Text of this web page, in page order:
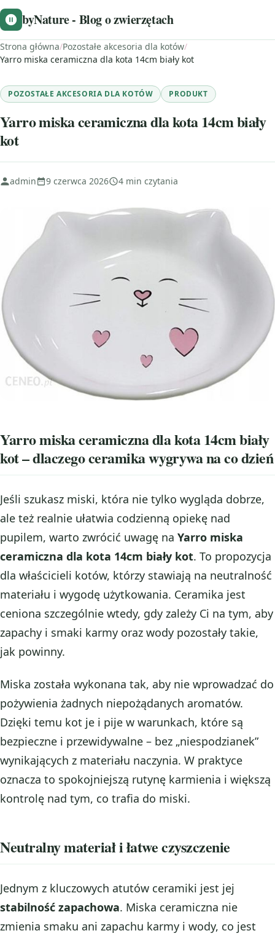
byNature - Blog o zwierzętach
Strona główna/Pozostałe akcesoria dla kotów/
Yarro miska ceramiczna dla kota 14cm biały kot
POZOSTAŁE AKCESORIA DLA KOTÓW PRODUKT
Yarro miska ceramiczna dla kota 14cm biały
kot
admin 9 czerwca 2026 4 min czytania
Yarro miska ceramiczna dla kota 14cm biały
kot – dlaczego ceramika wygrywa na co dzień
Jeśli szukasz miski, która nie tylko wygląda dobrze,
ale też realnie ułatwia codzienną opiekę nad
pupilem, warto zwrócić uwagę na Yarro miska
ceramiczna dla kota 14cm biały kot. To propozycja
dla właścicieli kotów, którzy stawiają na neutralność
materiału i wygodę użytkowania. Ceramika jest
ceniona szczególnie wtedy, gdy zależy Ci na tym, aby
zapachy i smaki karmy oraz wody pozostały takie,
jak powinny.
Miska została wykonana tak, aby nie wprowadzać do
pożywienia żadnych niepożądanych aromatów.
Dzięki temu kot je i pije w warunkach, które są
bezpieczne i przewidywalne – bez „niespodzianek”
wynikających z materiału naczynia. W praktyce
oznacza to spokojniejszą rutynę karmienia i większą
kontrolę nad tym, co trafia do miski.
Neutralny materiał i łatwe czyszczenie
Jednym z kluczowych atutów ceramiki jest jej
stabilność zapachowa. Miska ceramiczna nie
zmienia smaku ani zapachu karmy i wody, co jest